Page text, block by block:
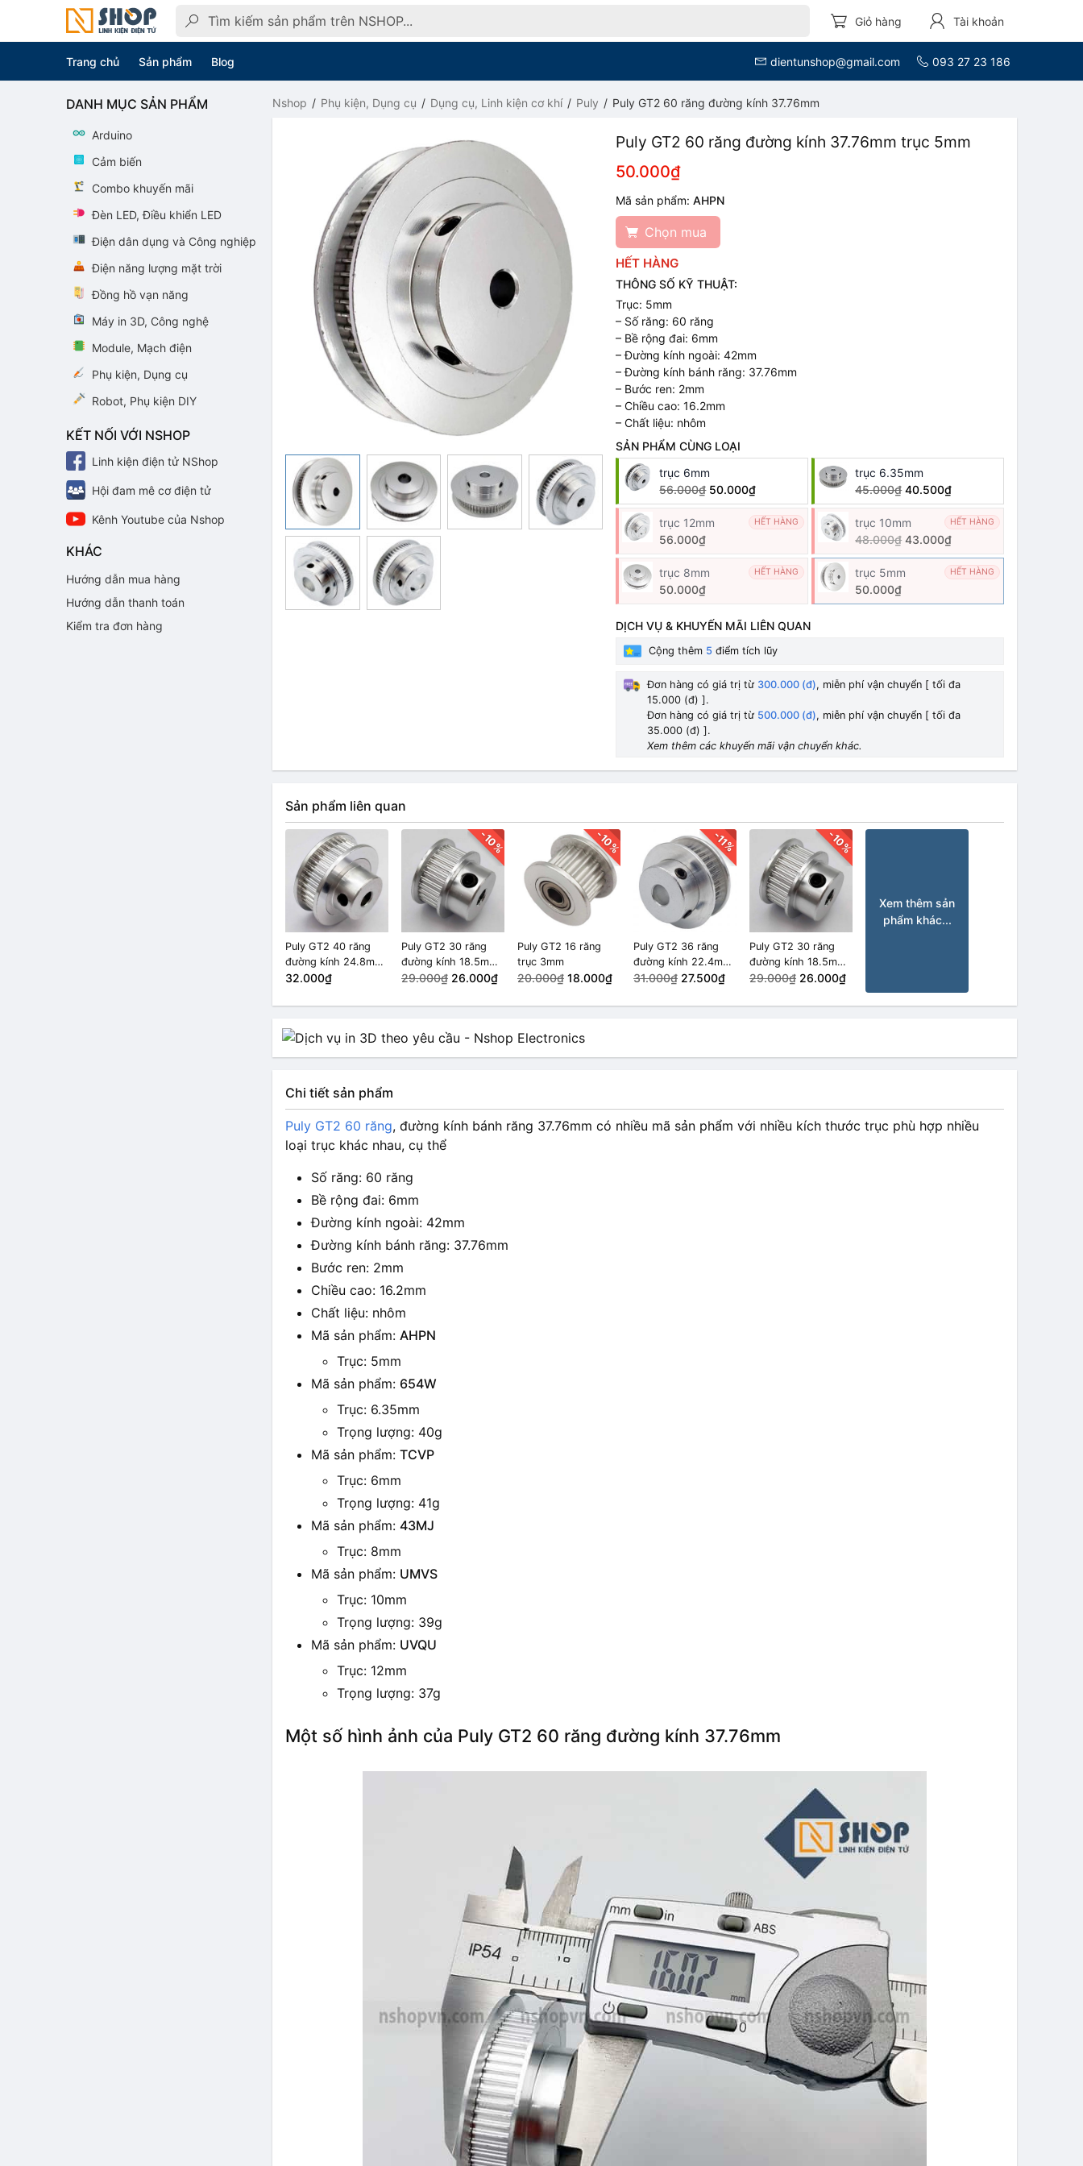
Giỏ hàng Tài khoản
Trang chủ Sản phẩm Blog dientunshop@gmail.com 093 27 23 186
Nshop Phụ kiện, Dụng cụ Dụng cụ, Linh kiện cơ khí Puly Puly GT2 60 răng đường kính 37.76mm
Puly GT2 60 răng đường kính 37.76mm trục 5mm
50.000₫
Mã sản phẩm:AHPN
Chọn mua
HẾT HÀNG
THÔNG SỐ KỸ THUẬT:
Trục: 5mm
– Số răng: 60 răng
– Bề rộng đai: 6mm
– Đường kính ngoài: 42mm
– Đường kính bánh răng: 37.76mm
– Bước ren: 2mm
– Chiều cao: 16.2mm
– Chất liệu: nhôm
SẢN PHẨM CÙNG LOẠI
trục 6mm
56.000₫ 50.000₫
trục 6.35mm
45.000₫ 40.500₫
trục 12mm HẾT HÀNG
56.000₫
trục 10mm HẾT HÀNG
48.000₫ 43.000₫
trục 8mm HẾT HÀNG
50.000₫
trục 5mm HẾT HÀNG
50.000₫
DỊCH VỤ & KHUYẾN MÃI LIÊN QUAN
Cộng thêm 5 điểm tích lũy
Đơn hàng có giá trị từ 300.000 (đ), miễn phí vận chuyển [ tối đa
15.000 (đ) ].
Đơn hàng có giá trị từ 500.000 (đ), miễn phí vận chuyển [ tối đa
35.000 (đ) ].
Xem thêm các khuyến mãi vận chuyển khác.
Sản phẩm liên quan
Puly GT2 40 răng
đường kính 24.8mm
trục 5mm
32.000₫
-10%
Puly GT2 30 răng
đường kính 18.5mm
trục 5mm
29.000₫ 26.000₫
-10%
Puly GT2 16 răng
trục 3mm
20.000₫ 18.000₫
-11%
Puly GT2 36 răng
đường kính 22.4mm
trục 6.35mm
31.000₫ 27.500₫
-10%
Puly GT2 30 răng
đường kính 18.5mm
trục 5mm
29.000₫ 26.000₫
Xem thêm sản
phẩm khác...
Chi tiết sản phẩm
Puly GT2 60 răng, đường kính bánh răng 37.76mm có nhiều mã sản phẩm với nhiều kích thước trục phù hợp nhiều
loại trục khác nhau, cụ thể
Số răng: 60 răng
Bề rộng đai: 6mm
Đường kính ngoài: 42mm
Đường kính bánh răng: 37.76mm
Bước ren: 2mm
Chiều cao: 16.2mm
Chất liệu: nhôm
Mã sản phẩm: AHPN
Trục: 5mm
Mã sản phẩm: 654W
Trục: 6.35mm
Trọng lượng: 40g
Mã sản phẩm: TCVP
Trục: 6mm
Trọng lượng: 41g
Mã sản phẩm: 43MJ
Trục: 8mm
Mã sản phẩm: UMVS
Trục: 10mm
Trọng lượng: 39g
Mã sản phẩm: UVQU
Trục: 12mm
Trọng lượng: 37g
Một số hình ảnh của Puly GT2 60 răng đường kính 37.76mm
DANH MỤC SẢN PHẨM
Arduino
Cảm biến
Combo khuyến mãi
Đèn LED, Điều khiển LED
Điện dân dụng và Công nghiệp
Điện năng lượng mặt trời
Đồng hồ vạn năng
Máy in 3D, Công nghệ
Module, Mạch điện
Phụ kiện, Dụng cụ
Robot, Phụ kiện DIY
KẾT NỐI VỚI NSHOP
Linh kiện điện tử NShop
Hội đam mê cơ điện tử
Kênh Youtube của Nshop
KHÁC
Hướng dẫn mua hàng
Hướng dẫn thanh toán
Kiểm tra đơn hàng